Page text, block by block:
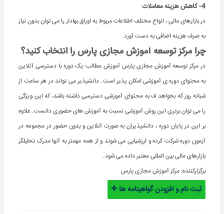
4- کاهش هزینه معاملات
در بازارهای مالی ، انواع مختلف اطلاعات مربوط به اوراق بهادار را می توان بدون نیاز
به صرف هزینه اضافی به دست آورد.
چرا مرکز توسعه آموزش مجازی پارس را انتخاب کنید؟
در مرکز توسعه آموزش مجازی پارس آموزش مطالب یک دوره با دسترسی آنلاین
به محتوای دوره ی آموزشی امکان پذیر است. دانشپذیر می تواند در هر ساعت از
شبانه روز که بخواهد ف به محتوای آموزشی دسترسی داشته باشد، که این ویژگی
را می توان برتری این روش آموزشی نسبت به آموزش های حضوری دانست. علاوه
بر این در پایان دوره ، دانشپذیران به صورت آنلاین و بدون حضور در مجموعه در
آزمون دوره شرکت کرده و ارزشیابی می شوند و از همه مهمتر به آنها مدرک تحلیلگر
بازارهای مالی بین المللی معتبر داده می شود.
برگزارکننده: مرکز آموزش مجازی پارس
ثبت نام و افزودن گواهینامه ها